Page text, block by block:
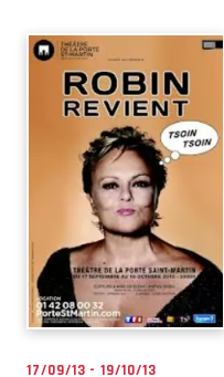
17/09/13 - 19/10/13